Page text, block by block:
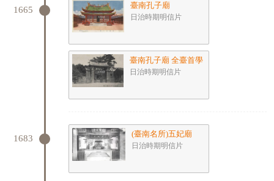
1665 臺南孔子廟
日治時期明信片
臺南孔子廟 全臺首學
日治時期明信片
1683 (臺南名所)五妃廟
日治時期明信片